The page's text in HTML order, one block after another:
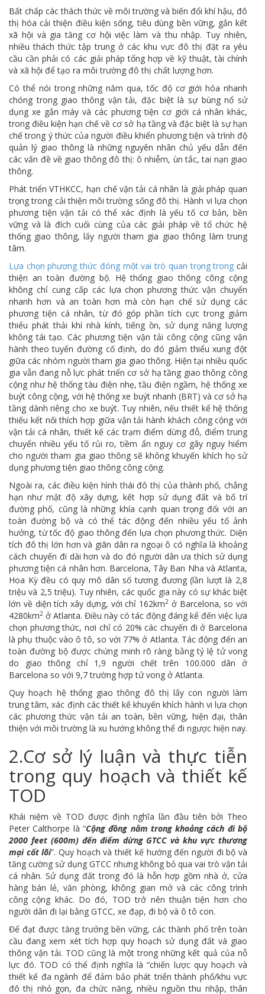
Bất chấp các thách thức về môi trường và biến đổi khí hậu, đô
thị hóa cải thiện điều kiện sống, tiêu dùng bền vững, gắn kết
xã hội và gia tăng cơ hội việc làm và thu nhập. Tuy nhiên,
nhiều thách thức tập trung ở các khu vực đô thị đặt ra yêu
cầu cần phải có các giải pháp tổng hợp về kỹ thuật, tài chính
và xã hội để tạo ra môi trường đô thị chất lượng hơn.
Có thể nói trong những năm qua, tốc độ cơ giới hóa nhanh
chóng trong giao thông vận tải, đặc biệt là sự bùng nổ sử
dụng xe gắn máy và các phương tiện cơ giới cá nhân khác,
trong điều kiện hạn chế về cơ sở hạ tầng và đặc biệt là sự hạn
chế trong ý thức của người điều khiển phương tiện và trình độ
quản lý giao thông là những nguyên nhân chủ yếu dẫn đến
các vấn đề về giao thông đô thị: ô nhiễm, ùn tắc, tai nạn giao
thông.
Phát triển VTHKCC, hạn chế vận tải cá nhân là giải pháp quan
trọng trong cải thiện môi trường sống đô thị. Hành vi lựa chọn
phương tiện vận tải có thể xác định là yếu tố cơ bản, bền
vững và là đích cuối cùng của các giải pháp về tổ chức hệ
thống giao thông, lấy người tham gia giao thông làm trung
tâm.
Lựa chọn phương thức đóng một vai trò quan trọng trong cải
thiện an toàn đường bộ. Hệ thống giao thông công cộng
không chỉ cung cấp các lựa chọn phương thức vận chuyển
nhanh hơn và an toàn hơn mà còn hạn chế sử dụng các
phương tiện cá nhân, từ đó góp phần tích cực trong giảm
thiểu phát thải khí nhà kính, tiếng ồn, sử dụng năng lượng
không tái tạo. Các phương tiện vận tải công cộng cũng vận
hành theo tuyến đường cố định, do đó giảm thiểu xung đột
giữa các nhóm người tham gia giao thông. Hiện tại nhiều quốc
gia vẫn đang nỗ lực phát triển cơ sở hạ tầng giao thông công
cộng như hệ thống tàu điện nhẹ, tầu điện ngầm, hệ thống xe
buýt công cộng, với hệ thống xe buýt nhanh (BRT) và cơ sở hạ
tầng dành riêng cho xe buýt. Tuy nhiên, nếu thiết kế hệ thống
thiếu kết nối thích hợp giữa vận tải hành khách công cộng với
vận tải cá nhân, thiết kế các trạm điểm dừng đỗ, điểm trung
chuyển nhiều yếu tố rủi ro, tiềm ẩn nguy cơ gây nguy hiểm
cho người tham gia giao thông sẽ không khuyến khích họ sử
dụng phương tiện giao thông công cộng.
Ngoài ra, các điều kiện hình thái đô thị của thành phố, chẳng
hạn như mật độ xây dựng, kết hợp sử dụng đất và bố trí
đường phố, cũng là những khía cạnh quan trọng đối với an
toàn đường bộ và có thể tác động đến nhiều yếu tố ảnh
hưởng, từ tốc độ giao thông đến lựa chọn phương thức. Diện
tích đô thị lớn hơn và giãn dân ra ngoại ô có nghĩa là khoảng
cách chuyến đi dài hơn và do đó người dân ưa thích sử dụng
phương tiện cá nhân hơn. Barcelona, ​​Tây Ban Nha và Atlanta,
Hoa Kỳ đều có quy mô dân số tương đương (lần lượt là 2,8
triệu và 2,5 triệu). Tuy nhiên, các quốc gia này có sự khác biệt
lớn về diện tích xây dựng, với chỉ 162km2 ở Barcelona, ​​so với
4280km2 ở Atlanta. Điều này có tác động đáng kể đến việc lựa
chọn phương thức, nơi chỉ có 20% các chuyến đi ở Barcelona
là phụ thuộc vào ô tô, so với 77% ở Atlanta. Tác động đến an
toàn đường bộ được chứng minh rõ ràng bằng tỷ lệ tử vong
do giao thông chỉ 1,9 người chết trên 100.000 dân ở
Barcelona so với 9,7 trường hợp tử vong ở Atlanta.
Quy hoạch hệ thống giao thông đô thị lấy con người làm
trung tâm, xác định các thiết kế khuyến khích hành vi lựa chọn
các phương thức vận tải an toàn, bền vững, hiện đại, thân
thiện với môi trường là xu hướng không thể đi ngược hiện nay.
2.Cơ sở lý luận và thực tiễn
trong quy hoạch và thiết kế
TOD
Khái niệm về TOD được định nghĩa lần đầu tiên bởi Theo
Peter Calthorpe là “Cộng đồng nằm trong khoảng cách đi bộ
2000 feet (600m) đến điểm dừng GTCC và khu vực thương
mại cốt lõi”. Quy hoạch và thiết kế hướng đến người đi bộ và
tăng cường sử dụng GTCC nhưng không bỏ qua vai trò vận tải
cá nhân. Sử dụng đất trong đó là hỗn hợp gồm nhà ở, cửa
hàng bán lẻ, văn phòng, không gian mở và các công trình
công cộng khác. Do đó, TOD trở nên thuận tiện hơn cho
người dân đi lại bằng GTCC, xe đạp, đi bộ và ô tô con.
Để đạt được tăng trưởng bền vững, các thành phố trên toàn
cầu đang xem xét tích hợp quy hoạch sử dụng đất và giao
thông vận tải. TOD cũng là một trong những kết quả của nỗ
lực đó. TOD có thể định nghĩa là “chiến lược quy hoạch và
thiết kế đa ngành để đảm bảo phát triển thành phố/khu vực
đô thị nhỏ gọn, đa chức năng, nhiều nguồn thu nhập, thân